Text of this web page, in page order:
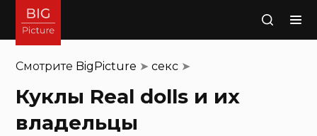
Поиск
Смотрите BigPicture ➤секс ➤
Куклы Real dolls и их
владельцы